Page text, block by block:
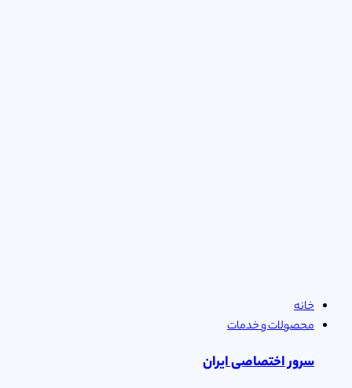
خانه
محصولات و خدمات
سرور اختصاصی ایران